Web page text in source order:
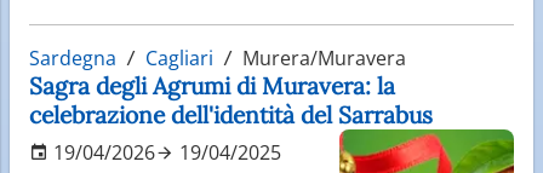
Sardegna Cagliari Murera/Muravera
Sagra degli Agrumi di Muravera: la
celebrazione dell'identità del Sarrabus
19/04/2026
19/04/2025